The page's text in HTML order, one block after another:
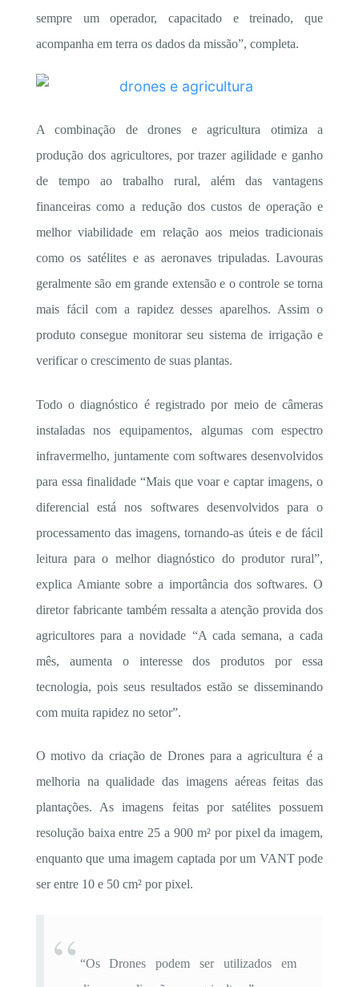
sempre um operador, capacitado e treinado, que
acompanha em terra os dados da missão”, completa.
A combinação de drones e agricultura otimiza a
produção dos agricultores, por trazer agilidade e ganho
de tempo ao trabalho rural, além das vantagens
financeiras como a redução dos custos de operação e
melhor viabilidade em relação aos meios tradicionais
como os satélites e as aeronaves tripuladas. Lavouras
geralmente são em grande extensão e o controle se torna
mais fácil com a rapidez desses aparelhos. Assim o
produto consegue monitorar seu sistema de irrigação e
verificar o crescimento de suas plantas.
Todo o diagnóstico é registrado por meio de câmeras
instaladas nos equipamentos, algumas com espectro
infravermelho, juntamente com softwares desenvolvidos
para essa finalidade “Mais que voar e captar imagens, o
diferencial está nos softwares desenvolvidos para o
processamento das imagens, tornando-as úteis e de fácil
leitura para o melhor diagnóstico do produtor rural”,
explica Amiante sobre a importância dos softwares. O
diretor fabricante também ressalta a atenção provida dos
agricultores para a novidade “A cada semana, a cada
mês, aumenta o interesse dos produtos por essa
tecnologia, pois seus resultados estão se disseminando
com muita rapidez no setor”.
O motivo da criação de Drones para a agricultura é a
melhoria na qualidade das imagens aéreas feitas das
plantações. As imagens feitas por satélites possuem
resolução baixa entre 25 a 900 m² por pixel da imagem,
enquanto que uma imagem captada por um VANT pode
ser entre 10 e 50 cm² por pixel.
“Os Drones podem ser utilizados em